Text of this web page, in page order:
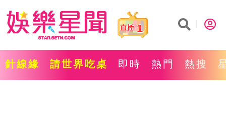
1
針線緣 請世界吃桌 即時 熱門 熱搜